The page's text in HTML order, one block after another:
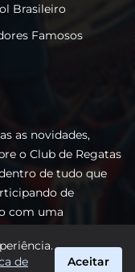
Brasileiro
Famosos
as novidades,
o Club de Regatas
de tudo que
de
com uma
caminho do Vasco
de
Aceitar